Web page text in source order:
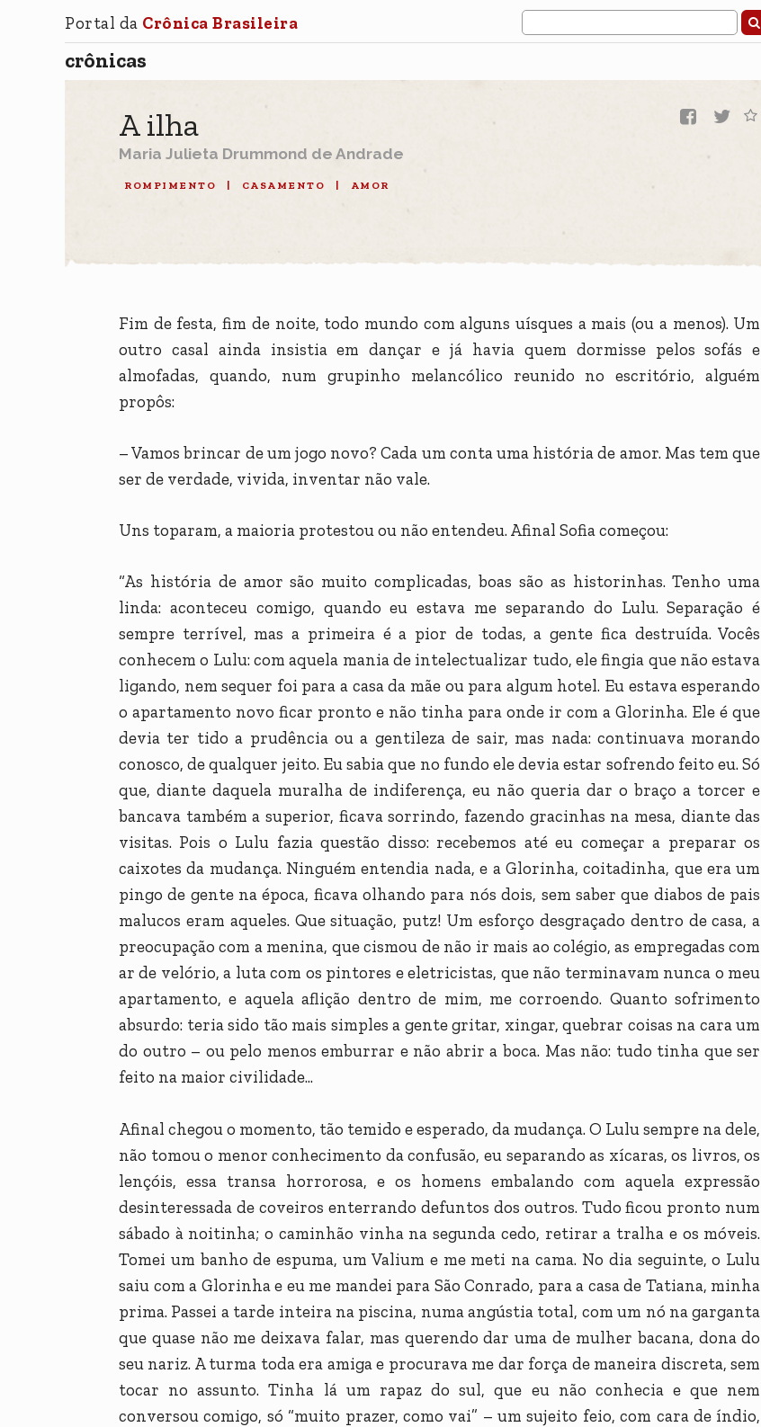
Portal da Crônica Brasileira
crônicas
A ilha
Maria Julieta Drummond de Andrade
ROMPIMENTO CASAMENTO AMOR
Fim de festa, fim de noite, todo mundo com alguns uísques a mais (ou a menos). Um
outro casal ainda insistia em dançar e já havia quem dormisse pelos sofás e
almofadas, quando, num grupinho melancólico reunido no escritório, alguém
propôs:
– Vamos brincar de um jogo novo? Cada um conta uma história de amor. Mas tem que
ser de verdade, vivida, inventar não vale.
Uns toparam, a maioria protestou ou não entendeu. Afinal Sofia começou:
“As história de amor são muito complicadas, boas são as historinhas. Tenho uma
linda: aconteceu comigo, quando eu estava me separando do Lulu. Separação é
sempre terrível, mas a primeira é a pior de todas, a gente fica destruída. Vocês
conhecem o Lulu: com aquela mania de intelectualizar tudo, ele fingia que não estava
ligando, nem sequer foi para a casa da mãe ou para algum hotel. Eu estava esperando
o apartamento novo ficar pronto e não tinha para onde ir com a Glorinha. Ele é que
devia ter tido a prudência ou a gentileza de sair, mas nada: continuava morando
conosco, de qualquer jeito. Eu sabia que no fundo ele devia estar sofrendo feito eu. Só
que, diante daquela muralha de indiferença, eu não queria dar o braço a torcer e
bancava também a superior, ficava sorrindo, fazendo gracinhas na mesa, diante das
visitas. Pois o Lulu fazia questão disso: recebemos até eu começar a preparar os
caixotes da mudança. Ninguém entendia nada, e a Glorinha, coitadinha, que era um
pingo de gente na época, ficava olhando para nós dois, sem saber que diabos de pais
malucos eram aqueles. Que situação, putz! Um esforço desgraçado dentro de casa, a
preocupação com a menina, que cismou de não ir mais ao colégio, as empregadas com
ar de velório, a luta com os pintores e eletricistas, que não terminavam nunca o meu
apartamento, e aquela aflição dentro de mim, me corroendo. Quanto sofrimento
absurdo: teria sido tão mais simples a gente gritar, xingar, quebrar coisas na cara um
do outro – ou pelo menos emburrar e não abrir a boca. Mas não: tudo tinha que ser
feito na maior civilidade...
Afinal chegou o momento, tão temido e esperado, da mudança. O Lulu sempre na dele,
não tomou o menor conhecimento da confusão, eu separando as xícaras, os livros, os
lençóis, essa transa horrorosa, e os homens embalando com aquela expressão
desinteressada de coveiros enterrando defuntos dos outros. Tudo ficou pronto num
sábado à noitinha; o caminhão vinha na segunda cedo, retirar a tralha e os móveis.
Tomei um banho de espuma, um Valium e me meti na cama. No dia seguinte, o Lulu
saiu com a Glorinha e eu me mandei para São Conrado, para a casa de Tatiana, minha
prima. Passei a tarde inteira na piscina, numa angústia total, com um nó na garganta
que quase não me deixava falar, mas querendo dar uma de mulher bacana, dona do
seu nariz. A turma toda era amiga e procurava me dar força de maneira discreta, sem
tocar no assunto. Tinha lá um rapaz do sul, que eu não conhecia e que nem
conversou comigo, só “muito prazer, como vai” – um sujeito feio, com cara de índio,